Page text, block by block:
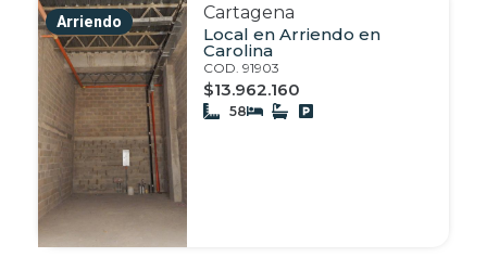
Arriendo
Cartagena
Local en Arriendo en
Carolina
COD. 91903
$13.962.160
58